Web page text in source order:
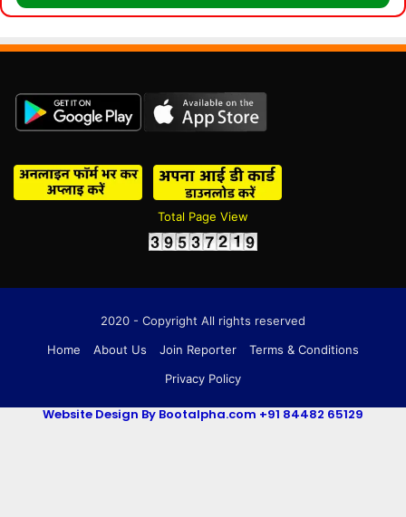
Total Page View
2020 - Copyright All rights reserved
Home
About Us Join Reporter
Terms & Conditions
Privacy Policy
Website Design By Bootalpha.com +91 84482 65129